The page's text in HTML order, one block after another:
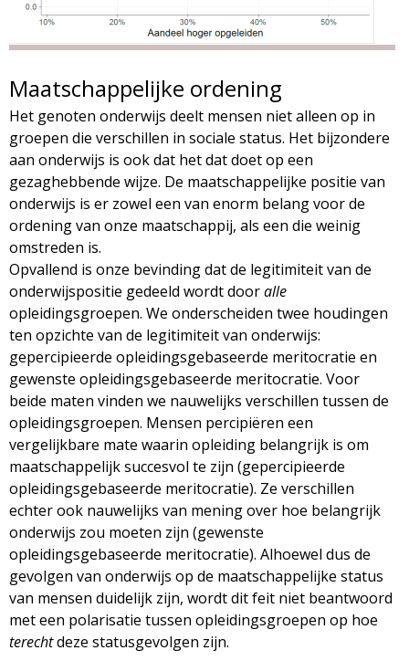
Maatschappelijke ordening
Het genoten onderwijs deelt mensen niet alleen op in
groepen die verschillen in sociale status. Het bijzondere
aan onderwijs is ook dat het dat doet op een
gezaghebbende wijze. De maatschappelijke positie van
onderwijs is er zowel een van enorm belang voor de
ordening van onze maatschappij, als een die weinig
omstreden is.
Opvallend is onze bevinding dat de legitimiteit van de
onderwijspositie gedeeld wordt dooralle
opleidingsgroepen. We onderscheiden twee houdingen
ten opzichte van de legitimiteit van onderwijs:
gepercipieerde opleidingsgebaseerde meritocratie en
gewenste opleidingsgebaseerde meritocratie. Voor
beide maten vinden we nauwelijks verschillen tussen de
opleidingsgroepen. Mensen percipiëren een
vergelijkbare mate waarin opleiding belangrijk is om
maatschappelijk succesvol te zijn (gepercipieerde
opleidingsgebaseerde meritocratie). Ze verschillen
echter ook nauwelijks van mening over hoe belangrijk
onderwijs zou moeten zijn (gewenste
opleidingsgebaseerde meritocratie). Alhoewel dus de
gevolgen van onderwijs op de maatschappelijke status
van mensen duidelijk zijn, wordt dit feit niet beantwoord
met een polarisatie tussen opleidingsgroepen op hoe
terechtdeze statusgevolgen zijn.